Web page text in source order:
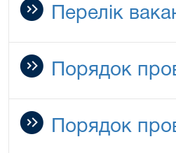
Перелік
Порядок
Порядок